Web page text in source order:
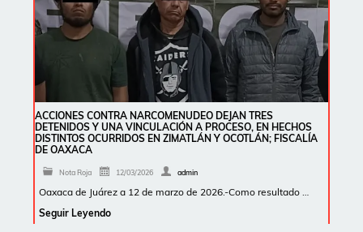
ACCIONES CONTRA NARCOMENUDEO DEJAN TRES
DETENIDOS Y UNA VINCULACIÓN A PROCESO, EN HECHOS
DISTINTOS OCURRIDOS EN ZIMATLÁN Y OCOTLÁN; FISCALÍA
DE OAXACA
Nota Roja 12/03/2026 admin
Oaxaca de Juárez a 12 de marzo de 2026.-Como resultado …
Seguir Leyendo